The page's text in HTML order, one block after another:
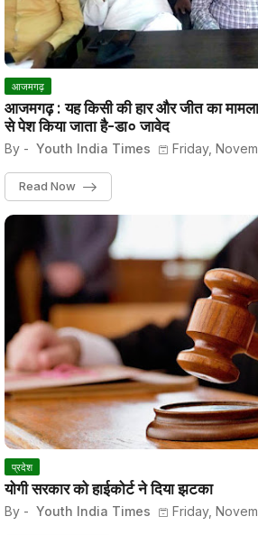
आजमगढ़
आजमगढ़ : यह किसी की हार और जीत का
से पेश किया जाता है-डा० जावेद
By - Youth India Times Friday,
Read Now
प्रदेश
योगी सरकार को हाईकोर्ट ने दिया झटका
By - Youth India Times Friday,